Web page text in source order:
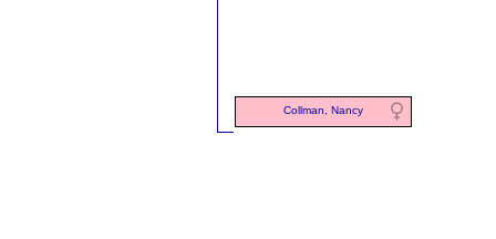
Collman, Nancy